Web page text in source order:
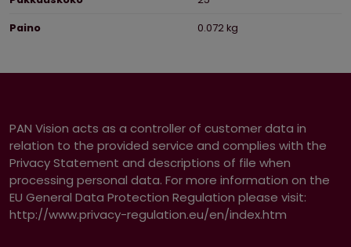
Paino
0.072 kg
PAN Vision acts as a controller of customer data in
relation to the provided service and complies with the
Privacy Statement and descriptions of file when
processing personal data. For more information on the
EU General Data Protection Regulation please visit:
http://www.privacy-regulation.eu/en/index.htm